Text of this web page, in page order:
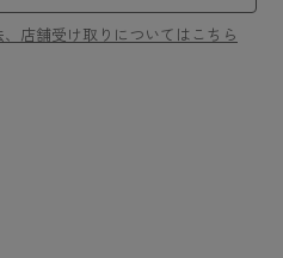
店舗受け取りについてはこちら